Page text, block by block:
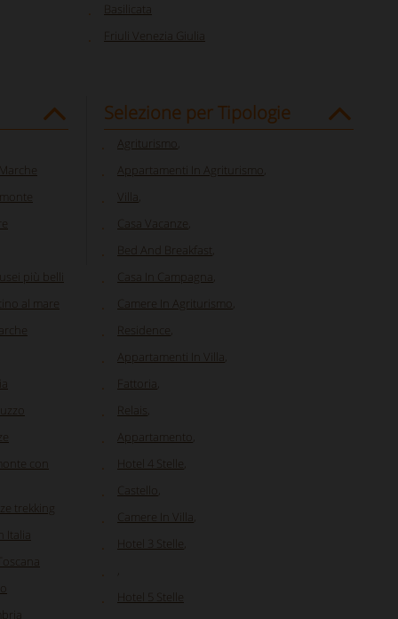
Basilicata
Friuli Venezia Giulia
più belli
al mare
con
trekking
Italia
Selezione per Tipologie
Agriturismo
Appartamenti In Agriturismo
Villa
Casa Vacanze
Bed And Breakfast
Casa In Campagna
Camere In Agriturismo
Residence
Appartamenti In Villa
Fattoria
Relais
Appartamento
Hotel 4 Stelle
Castello
Camere In Villa
Hotel 3 Stelle
Hotel 5 Stelle